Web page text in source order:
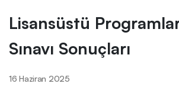
Lisansüstü
Sınavı Sonuçları
16 Haziran 2025